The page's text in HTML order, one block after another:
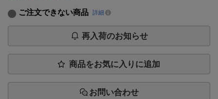
ご注文できない商品 詳細
再入荷のお知らせ
商品をお気に入りに追加
お問い合わせ